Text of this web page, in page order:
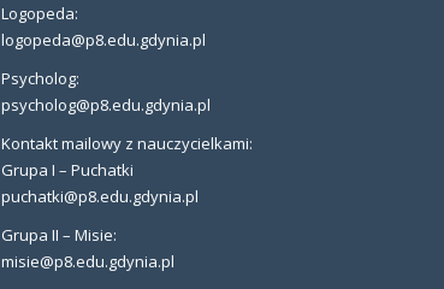
Logopeda:
logopeda@p8.edu.gdynia.pl
Psycholog:
psycholog@p8.edu.gdynia.pl
Kontakt mailowy z nauczycielkami:
Grupa I – Puchatki
puchatki@p8.edu.gdynia.pl
Grupa II – Misie:
misie@p8.edu.gdynia.pl